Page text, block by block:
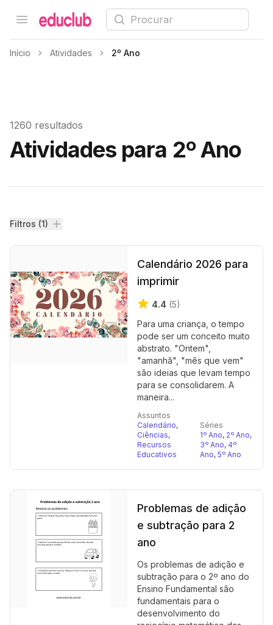
Open menu
Educlub Procurar
Início Atividades 2º Ano
1260 resultados
Atividades para 2º Ano
Filtros
Filtros (1)
Calendário 2026 para
imprimir
4.4 (5)
Para uma criança, o tempo
pode ser um conceito muito
abstrato. "Ontem",
"amanhã", "mês que vem"
são ideias que levam tempo
para se consolidarem. A
maneira...
Assuntos
Calendário,
Ciências,
Recursos
Educativos
Séries
1º Ano, 2º Ano,
3º Ano, 4º
Ano, 5º Ano
Problemas de adição
e subtração para 2
ano
Os problemas de adição e
subtração para o 2º ano do
Ensino Fundamental são
fundamentais para o
desenvolvimento do